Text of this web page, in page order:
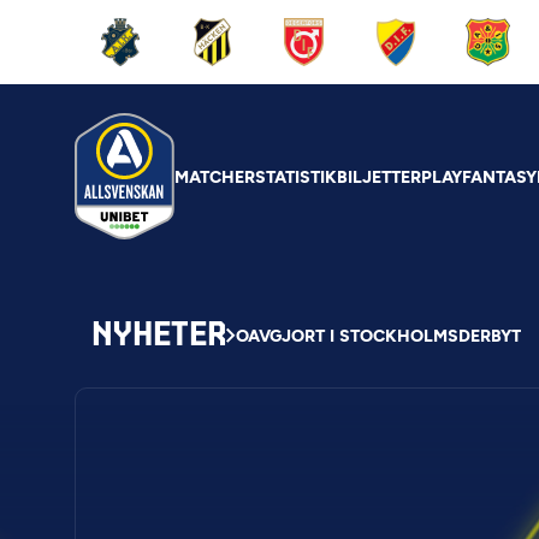
MATCHERSTATISTIKBILJETTERPLAYFANTASY
NYHETER OAVGJORT I STOCKHOLMSDERBYT